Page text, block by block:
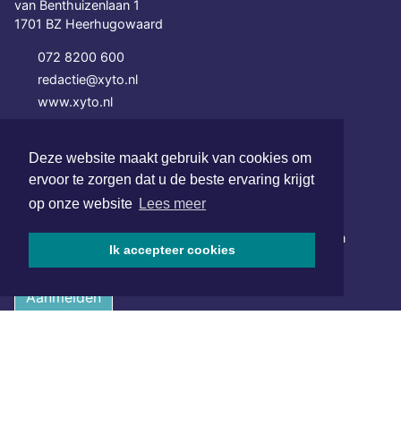
Deze website maakt gebruik van cookies om
ervoor te zorgen dat u de beste ervaring krijgt
op onze website Lees meer
Ik accepteer cookies
van Benthuizenlaan 1
1701 BZ Heerhugowaard
072 8200 600
redactie@xyto.nl
www.xyto.nl
NIEUWSBRIEF AANMELDEN
Schrijf je in voor onze nieuwsbrief en krijg wekelijks een
samenvatting van alle gebeurtenissen uit jouw regio.
Aanmelden